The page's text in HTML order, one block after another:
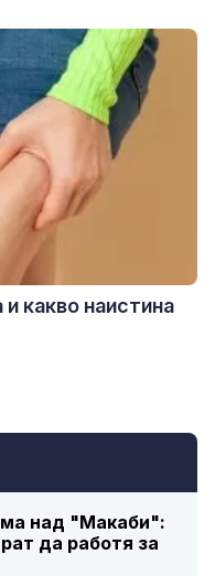
над "Макаби":
да работя за
какво наистина